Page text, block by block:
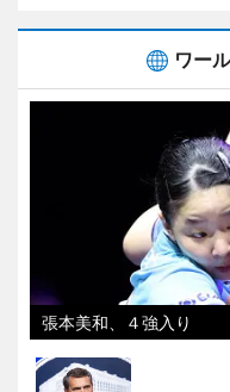
ワー
張本美和、４強入り